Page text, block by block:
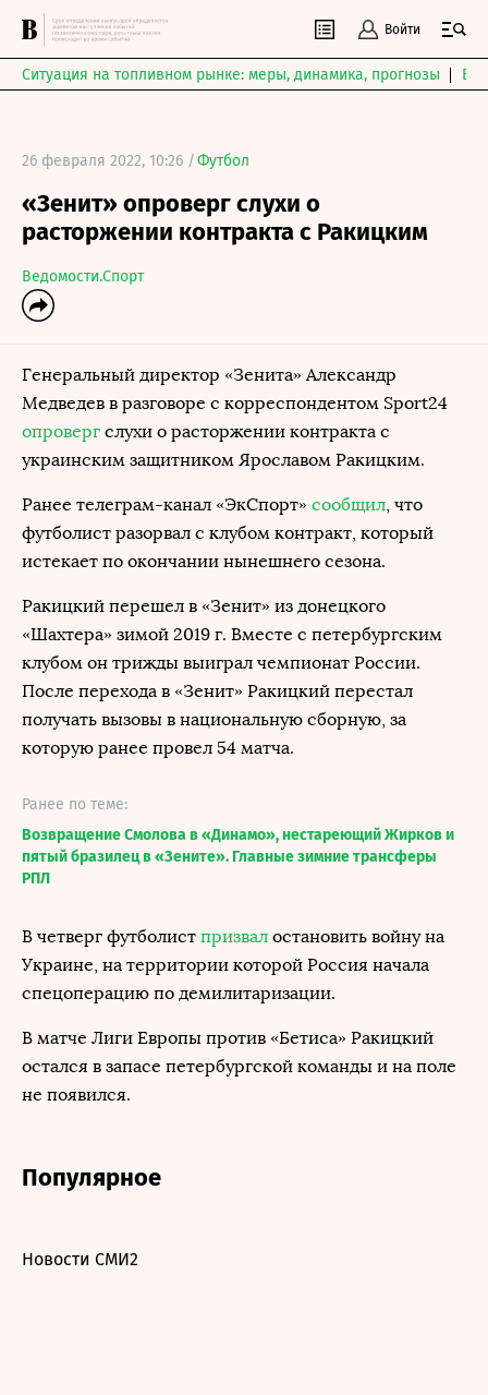
Войти
Ситуация на топливном рынке: меры, динамика, прогнозы
26 февраля 2022, 10:26 /Футбол
«Зенит» опроверг слухи о
расторжении контракта с Ракицким
Ведомости.Спорт
Генеральный директор «Зенита» Александр
Медведев в разговоре с корреспондентом Sport24
опроверг слухи о расторжении контракта с
украинским защитником Ярославом Ракицким.
Ранее телеграм-канал «ЭкСпорт» сообщил, что
футболист разорвал с клубом контракт, который
истекает по окончании нынешнего сезона.
Ракицкий перешел в «Зенит» из донецкого
«Шахтера» зимой 2019 г. Вместе с петербургским
клубом он трижды выиграл чемпионат России.
После перехода в «Зенит» Ракицкий перестал
получать вызовы в национальную сборную, за
которую ранее провел 54 матча.
Ранее по теме:
Возвращение Смолова в «Динамо», нестареющий Жирков и
пятый бразилец в «Зените». Главные зимние трансферы
РПЛ
В четверг футболист призвал остановить войну на
Украине, на территории которой Россия начала
спецоперацию по демилитаризации.
В матче Лиги Европы против «Бетиса» Ракицкий
остался в запасе петербургской команды и на поле
не появился.
Популярное
Новости СМИ2